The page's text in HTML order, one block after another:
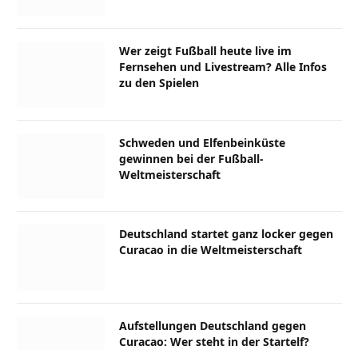
Wer zeigt Fußball heute live im
Fernsehen und Livestream? Alle Infos
zu den Spielen
Schweden und Elfenbeinküste
gewinnen bei der Fußball-
Weltmeisterschaft
Deutschland startet ganz locker gegen
Curacao in die Weltmeisterschaft
Aufstellungen Deutschland gegen
Curacao: Wer steht in der Startelf?